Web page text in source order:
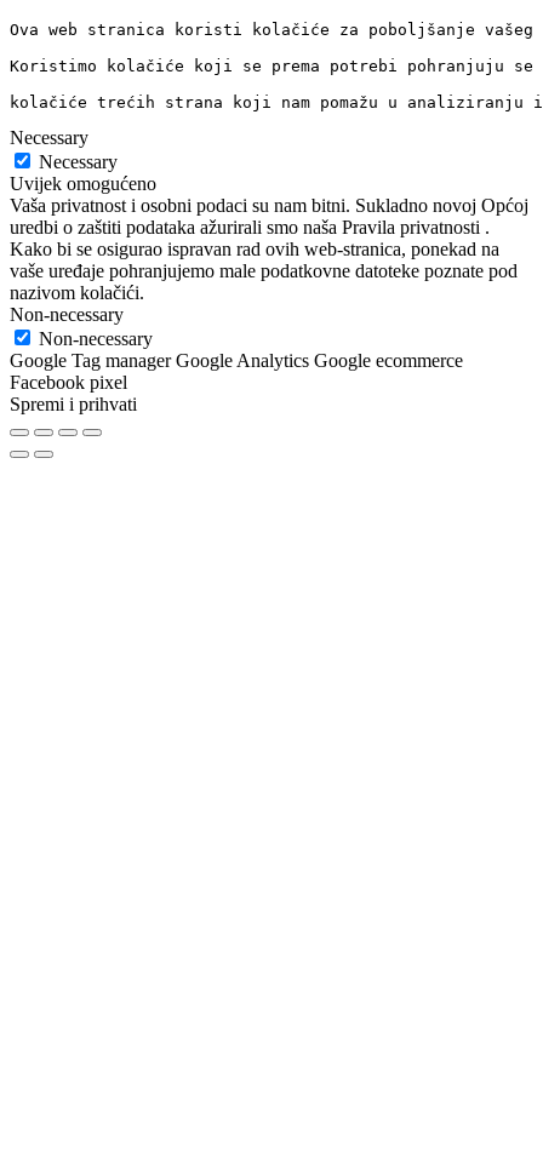
Ova web stranica koristi kolačiće za poboljšanje
Koristimo kolačiće koji se prema potrebi pohranjuju
kolačiće trećih strana koji nam pomažu u
Necessary
Necessary
Uvijek omogućeno
Vaša privatnost i osobni podaci su nam bitni. Sukladno novoj Općoj
uredbi o zaštiti podataka ažurirali smo naša Pravila privatnosti .
Kako bi se osigurao ispravan rad ovih web-stranica, ponekad na
vaše uređaje pohranjujemo male podatkovne datoteke poznate pod
nazivom kolačići.
Non-necessary
Non-necessary
Google Tag manager Google Analytics Google ecommerce
Facebook pixel
Spremi i prihvati